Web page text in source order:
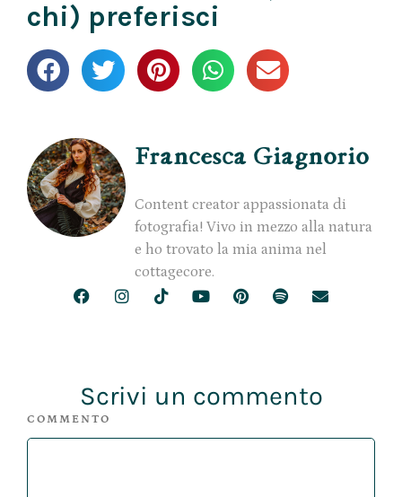
chi) preferisci
Francesca Giagnorio
Content creator appassionata di
fotografia! Vivo in mezzo alla natura
e ho trovato la mia anima nel
cottagecore.
Scrivi un commento
COMMENTO